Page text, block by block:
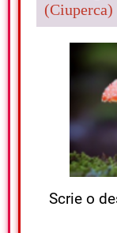
(Ciuperca)
Scrie o